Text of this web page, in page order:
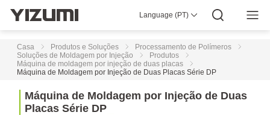
Language (PT)
SJII
Para
Produtos
de
Finas
de
Sobre Nós YIZUMI 4.0
Sabedoria Global
Casa
Produtos e Soluções
Processamento de Polímeros
Soluções de Moldagem por Injeção
Produtos
Máquina de moldagem por injeção de duas placas
Máquina de Moldagem por Injeção de Duas Placas Série DP
Máquina de Moldagem por Injeção de Duas
Placas Série DP